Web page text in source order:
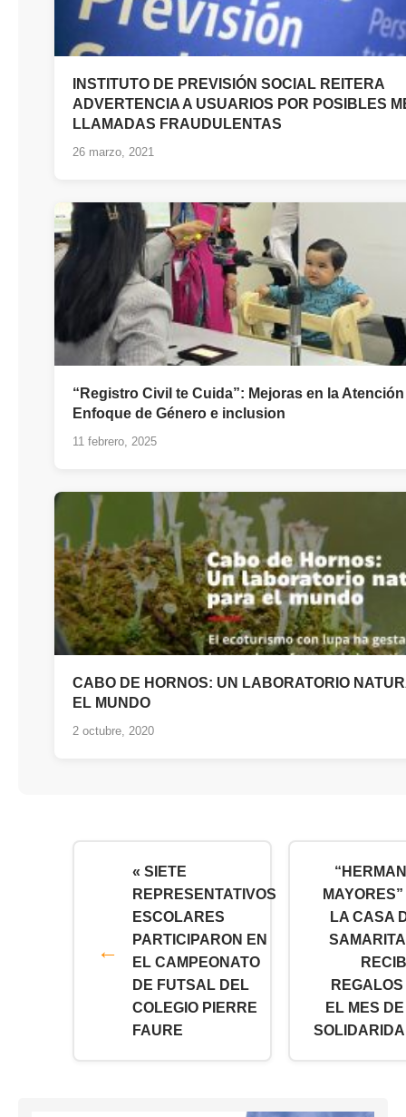
INSTITUTO DE PREVISIÓN SOCIAL REITERA
ADVERTENCIA A USUARIOS POR POSIBLES
LLAMADAS FRAUDULENTAS
26 marzo, 2021
“Registro Civil te Cuida”: Mejoras en la
Enfoque de Género e inclusion
11 febrero, 2025
CABO DE HORNOS: UN LABORATORIO
EL MUNDO
2 octubre, 2020
« SIETE
REPRESENTATIVOS
ESCOLARES
PARTICIPARON EN
EL CAMPEONATO
DE FUTSAL DEL
COLEGIO PIERRE
FAURE
LA CASA
EL MES